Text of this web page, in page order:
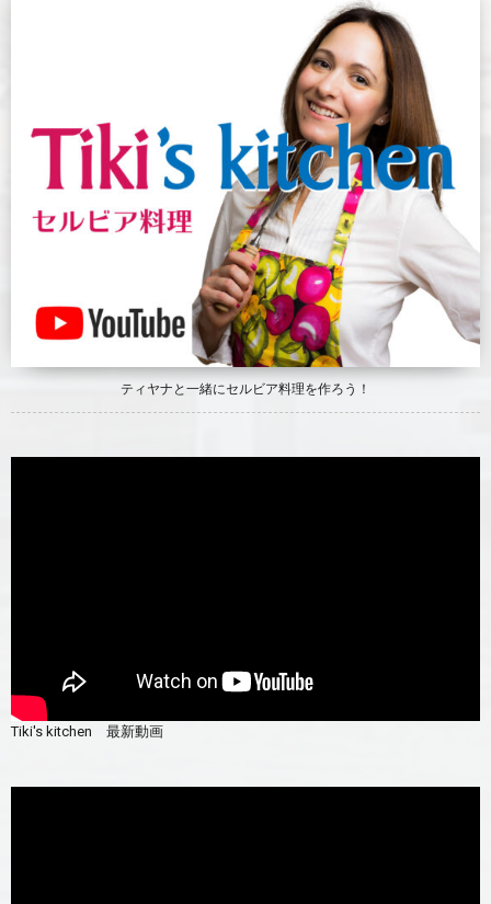
ティヤナと一緒にセルビア料理を作ろう！
Tiki's kitchen 最新動画